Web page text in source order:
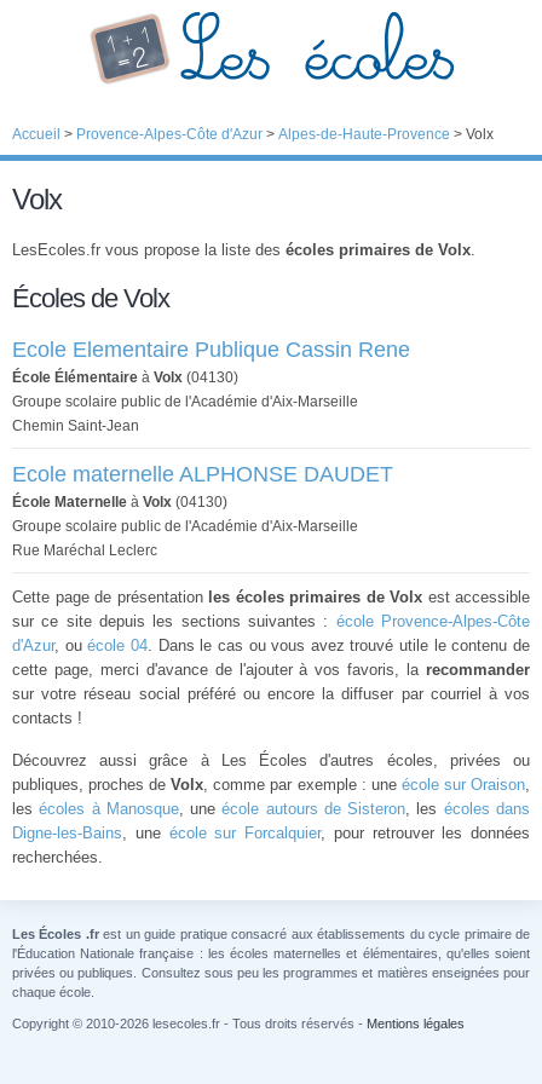
Accueil > Provence-Alpes-Côte d'Azur > Alpes-de-Haute-Provence > Volx
Volx
LesEcoles.fr vous propose la liste des écoles primaires de Volx.
Écoles de Volx
Ecole Elementaire Publique Cassin Rene
École Élémentaire à Volx (04130)
Groupe scolaire public de l'Académie d'Aix-Marseille
Chemin Saint-Jean
Ecole maternelle ALPHONSE DAUDET
École Maternelle à Volx (04130)
Groupe scolaire public de l'Académie d'Aix-Marseille
Rue Maréchal Leclerc
Cette page de présentation les écoles primaires de Volx est accessible
sur ce site depuis les sections suivantes : école Provence-Alpes-Côte
d'Azur, ouécole 04. Dans le cas ou vous avez trouvé utile le contenu de
cette page, merci d'avance de l'ajouter à vos favoris, la recommander
sur votre réseau social préféré ou encore la diffuser par courriel à vos
contacts !
Découvrez aussi grâce à Les Écoles d'autres écoles, privées ou
publiques, proches deVolx, comme par exemple : une école sur Oraison,
lesécoles à Manosque, uneécole autours de Sisteron, les écoles dans
Digne-les-Bains, une école sur Forcalquier, pour retrouver les données
recherchées.
Les Écoles .frest un guide pratique consacré aux établissements du cycle primaire de
l'Éducation Nationale française : les écoles maternelles et élémentaires, qu'elles soient
privées ou publiques. Consultez sous peu les programmes et matières enseignées pour
chaque école.
Copyright © 2010-2026 lesecoles.fr - Tous droits réservés - Mentions légales